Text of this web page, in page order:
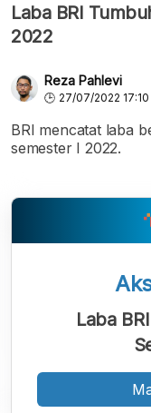
Laba BRI
2022
Reza Pahlevi
27/07/2022 17:10
BRI mencatat laba
semester I 2022.
Laba